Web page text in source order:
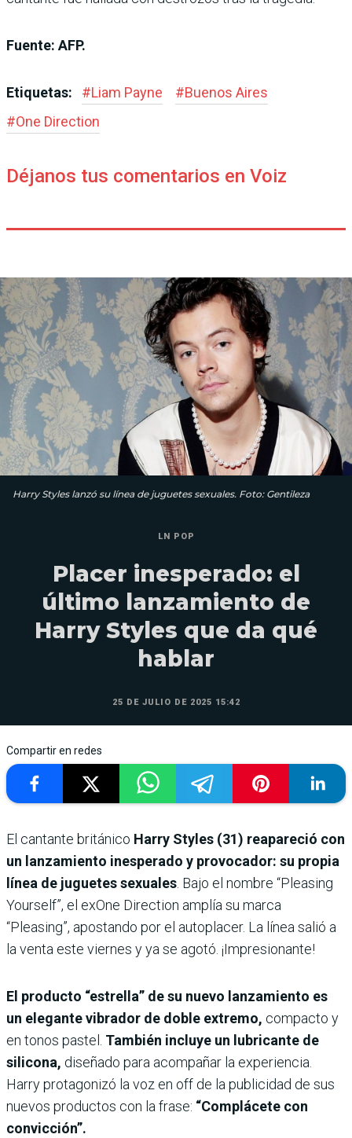
Fuente: AFP.
Etiquetas: #Liam Payne #Buenos Aires
#One Direction
Déjanos tus comentarios en Voiz
Harry Styles lanzó su línea de juguetes sexuales. Foto: Gentileza
LN POP
Placer inesperado: el
último lanzamiento de
Harry Styles que da qué
hablar
25 DE JULIO DE 2025 15:42
Compartir en redes
El cantante británico Harry Styles (31) reapareció con
un lanzamiento inesperado y provocador: su propia
línea de juguetes sexuales . Bajo el nombre “Pleasing
Yourself”, el exOne Direction amplía su marca
“Pleasing”, apostando por el autoplacer. La línea salió a
la venta este viernes y ya se agotó. ¡Impresionante!
El producto “estrella” de su nuevo lanzamiento es
un elegante vibrador de doble extremo, compacto y
en tonos pastel.
También incluye un lubricante de
silicona, diseñado para acompañar la experiencia.
Harry protagonizó la voz en off de la publicidad de sus
nuevos productos con la frase: “Complácete con
convicción”.